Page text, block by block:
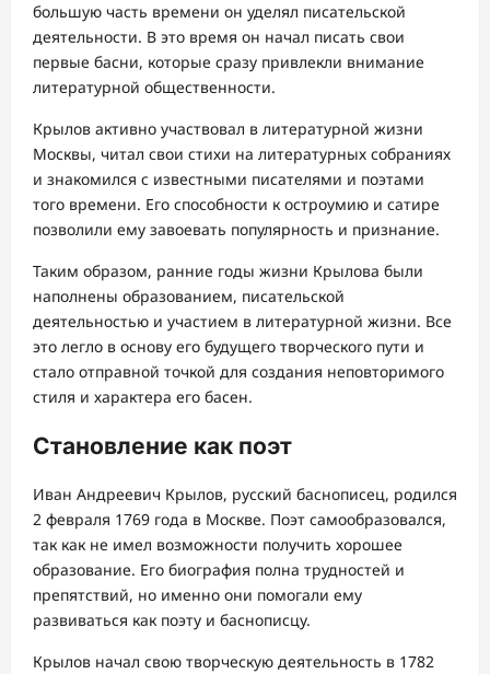
большую часть времени он уделял писательской
деятельности. В это время он начал писать свои
первые басни, которые сразу привлекли внимание
литературной общественности.
Крылов активно участвовал в литературной жизни
Москвы, читал свои стихи на литературных собраниях
и знакомился с известными писателями и поэтами
того времени. Его способности к остроумию и сатире
позволили ему завоевать популярность и признание.
Таким образом, ранние годы жизни Крылова были
наполнены образованием, писательской
деятельностью и участием в литературной жизни. Все
это легло в основу его будущего творческого пути и
стало отправной точкой для создания неповторимого
стиля и характера его басен.
Становление как поэт
Иван Андреевич Крылов, русский баснописец, родился
2 февраля 1769 года в Москве. Поэт самообразовался,
так как не имел возможности получить хорошее
образование. Его биография полна трудностей и
препятствий, но именно они помогали ему
развиваться как поэту и баснописцу.
Крылов начал свою творческую деятельность в 1782